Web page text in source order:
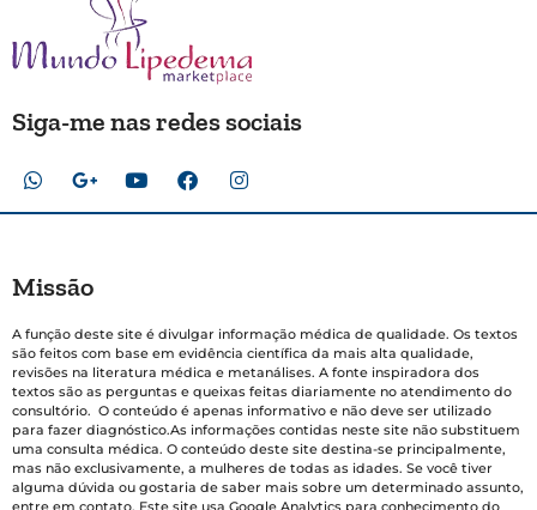
Siga-me nas redes sociais
Missão
A função deste site é divulgar informação médica de qualidade. Os textos
são feitos com base em evidência científica da mais alta qualidade,
revisões na literatura médica e metanálises. A fonte inspiradora dos
textos são as perguntas e queixas feitas diariamente no atendimento do
consultório. O conteúdo é apenas informativo e não deve ser utilizado
para fazer diagnóstico.As informações contidas neste site não substituem
uma consulta médica. O conteúdo deste site destina-se principalmente,
mas não exclusivamente, a mulheres de todas as idades. Se você tiver
alguma dúvida ou gostaria de saber mais sobre um determinado assunto,
entre em contato. Este site usa Google Analytics para conhecimento do